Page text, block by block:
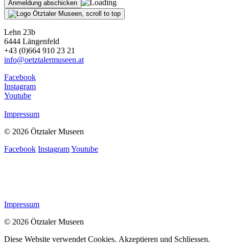
Lehn 23b
6444 Längenfeld
+43 (0)664 910 23 21
info@oetztalermuseen.at
Facebook
Instagram
Youtube
Impressum
© 2026 Ötztaler Museen
Facebook InstagramYoutube
Impressum
© 2026 Ötztaler Museen
Diese Website verwendet Cookies. Akzeptieren und Schliessen.